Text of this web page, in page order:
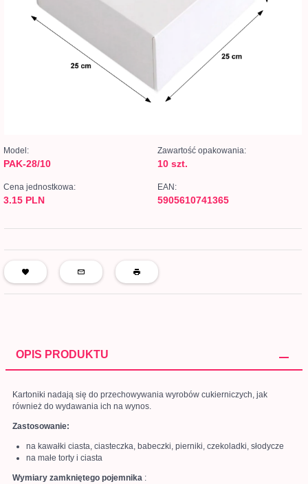
Model:
PAK-28/10
Zawartość opakowania:
10 szt.
Cena jednostkowa:
3.15 PLN
EAN:
5905610741365
OPIS PRODUKTU
Kartoniki nadają się do przechowywania wyrobów cukierniczych, jak
również do wydawania ich na wynos.
Zastosowanie:
na kawałki ciasta, ciasteczka, babeczki, pierniki, czekoladki, słodycze
na małe torty i ciasta
Wymiary zamkniętego pojemnika :